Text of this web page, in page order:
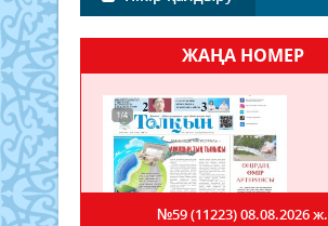
ЖАҢА НОМЕР
№59 (11223)08.08.2026 ж.